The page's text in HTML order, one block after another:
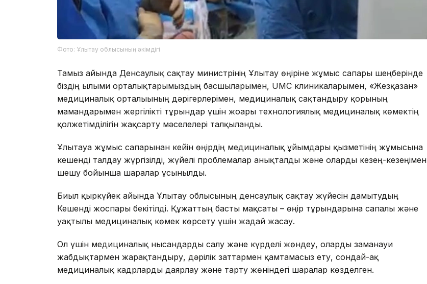
Фото: Ұлытау облысының әкімдігі
Тамыз айында Денсаулық сақтау министрінің Ұлытау өңіріне жұмыс сапары шеңберінде
біздің ғылыми орталықтарымыздың басшыларымен, UMC клиникаларымен, «Жезқазған»
медициналық орталығының дәрігерлерімен, медициналық сақтандыру қорының
мамандарымен жергілікті тұрғындар үшін жоғары технологиялық медициналық көмектің
қолжетімділігін жақсарту мәселелері талқыланды.
Ұлытауға жұмыс сапарынан кейін өңірдің медициналық ұйымдары қызметінің жұмысына
кешенді талдау жүргізілді, жүйелі проблемалар анықталды және оларды кезең-кезеңімен
шешу бойынша шаралар ұсынылды.
Биыл қыркүйек айында Ұлытау облысының денсаулық сақтау жүйесін дамытудың
Кешенді жоспары бекітілді. Құжаттың басты мақсаты – өңір тұрғындарына сапалы және
уақтылы медициналық көмек көрсету үшін жағдай жасау.
Ол үшін медициналық нысандарды салу және күрделі жөндеу, оларды заманауи
жабдықтармен жарақтандыру, дәрілік заттармен қамтамасыз ету, сондай-ақ
медициналық кадрларды даярлау және тарту жөніндегі шаралар көзделген.